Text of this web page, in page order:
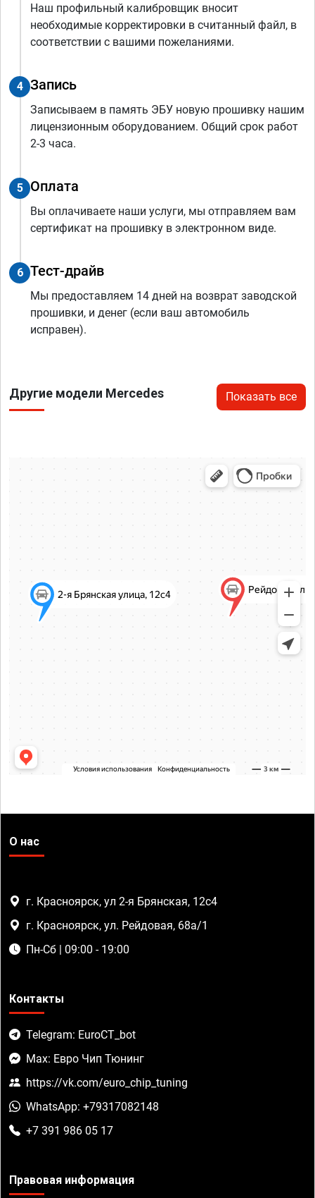
Наш профильный калибровщик вносит
необходимые корректировки в считанный файл, в
соответствии с вашими пожеланиями.
4 Запись
Записываем в память ЭБУ новую прошивку нашим
лицензионным оборудованием. Общий срок работ
2-3 часа.
5 Оплата
Вы оплачиваете наши услуги, мы отправляем вам
сертификат на прошивку в электронном виде.
6 Тест-драйв
Мы предоставляем 14 дней на возврат заводской
прошивки, и денег (если ваш автомобиль
исправен).
Другие модели Mercedes Показать все
О нас
г. Красноярск, ул 2-я Брянская, 12с4
г. Красноярск, ул. Рейдовая, 68а/1
Пн-Сб | 09:00 - 19:00
Контакты
Telegram: EuroCT_bot
Max: Евро Чип Тюнинг
https://vk.com/euro_chip_tuning
WhatsApp: +79317082148
+7 391 986 05 17
Правовая информация